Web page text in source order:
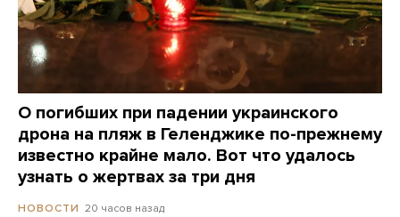
О погибших при падении украинского
дрона на пляж в Геленджике по-прежнему
известно крайне мало. Вот что удалось
узнать о жертвах за три дня
НОВОСТИ 20 часов назад